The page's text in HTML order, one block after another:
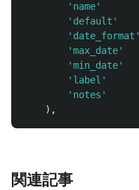
'name'
'default'
'date_format'
'max_date'
'min_date'
'label'
'notes'
),
関連記事